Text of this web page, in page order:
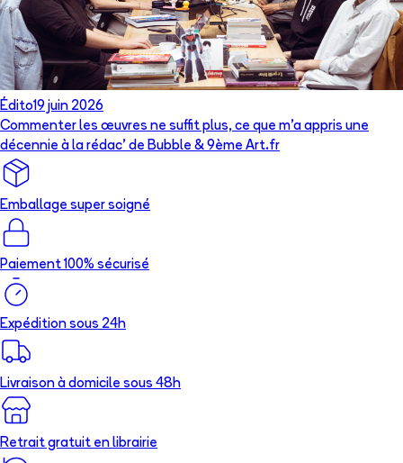
Édito19 juin 2026
Commenter les œuvres ne suffit plus, ce que m’a appris une
décennie à la rédac’ de Bubble & 9ème Art.fr
Emballage super soigné
Paiement 100% sécurisé
Expédition sous 24h
Livraison à domicile sous 48h
Retrait gratuit en librairie